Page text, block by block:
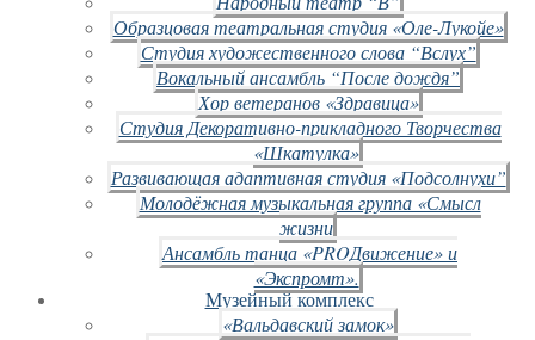
Образцовая театральная студия «Оле-Лукойе»
Студия художественного слова “Вслух”
Вокальный ансамбль “После дождя”
Хор ветеранов «Здравица»
Студия Декоративно-прикладного Творчества
«Шкатулка»
Развивающая адаптивная студия «Подсолнухи”
Молодёжная музыкальная группа «Смысл
жизни
Ансамбль танца «PROДвижение» и
«Экспромт».
Музейный комплекс
«Вальдавский замок»